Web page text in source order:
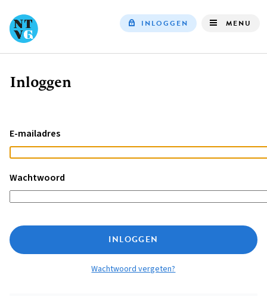
INLOGGEN MENU
Kruimelpad
Inloggen
E-mailadres
Wachtwoord
INLOGGEN
Wachtwoord vergeten?